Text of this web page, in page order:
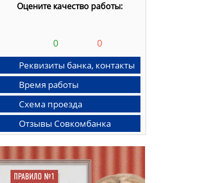
Оцените качество работы:
0 0
Реквизиты банка, контакты
Время работы
Схема проезда
Отзывы Совкомбанка